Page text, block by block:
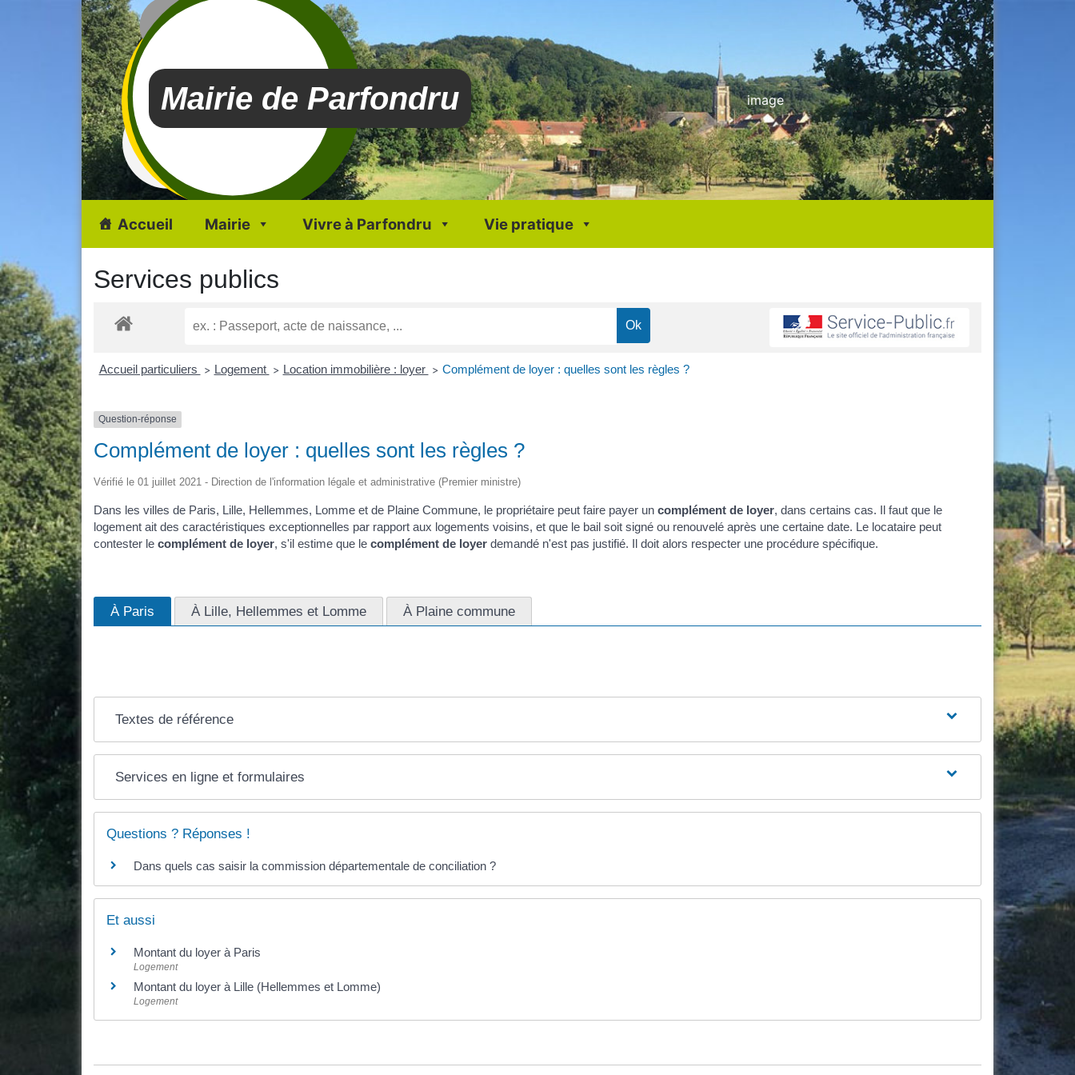
Mairie de Parfondru image
Accueil Mairie Vivre à Parfondru Vie pratique
Services publics
Accueil particuliers > Logement > Location immobilière : loyer > Complément de loyer : quelles sont les règles ?
Question-réponse
Complément de loyer : quelles sont les règles ?
Vérifié le 01 juillet 2021 - Direction de l'information légale et administrative (Premier ministre)
Dans les villes de Paris, Lille, Hellemmes, Lomme et de Plaine Commune, le propriétaire peut faire payer un complément de loyer, dans certains cas. Il faut que le
logement ait des caractéristiques exceptionnelles par rapport aux logements voisins, et que le bail soit signé ou renouvelé après une certaine date. Le locataire peut
contester le complément de loyer, s'il estime que le complément de loyer demandé n'est pas justifié. Il doit alors respecter une procédure spécifique.
À Paris À Lille, Hellemmes et Lomme À Plaine commune
Textes de référence
Services en ligne et formulaires
Questions ? Réponses !
Dans quels cas saisir la commission départementale de conciliation ?
Et aussi
Montant du loyer à Paris
Logement
Montant du loyer à Lille (Hellemmes et Lomme)
Logement